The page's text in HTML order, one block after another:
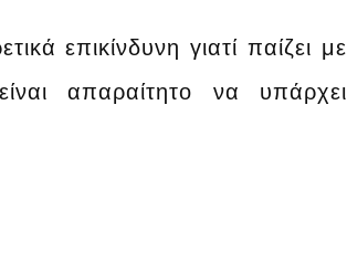
επικίνδυνη γιατί παίζει με
απαραίτητο να υπάρχει